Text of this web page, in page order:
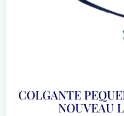
COLGANTE
NOUVEAU